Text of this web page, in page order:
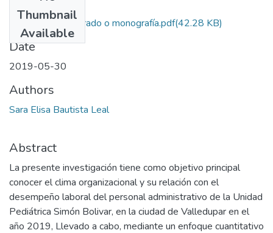
Thumbnail
Available
Este trabajo de grado o monografía.pdf(42.28 KB)
Date
2019-05-30
Authors
Sara Elisa Bautista Leal
Abstract
La presente investigación tiene como objetivo principal
conocer el clima organizacional y su relación con el
desempeño laboral del personal administrativo de la Unidad
Pediátrica Simón Bolivar, en la ciudad de Valledupar en el
año 2019, Llevado a cabo, mediante un enfoque cuantitativo